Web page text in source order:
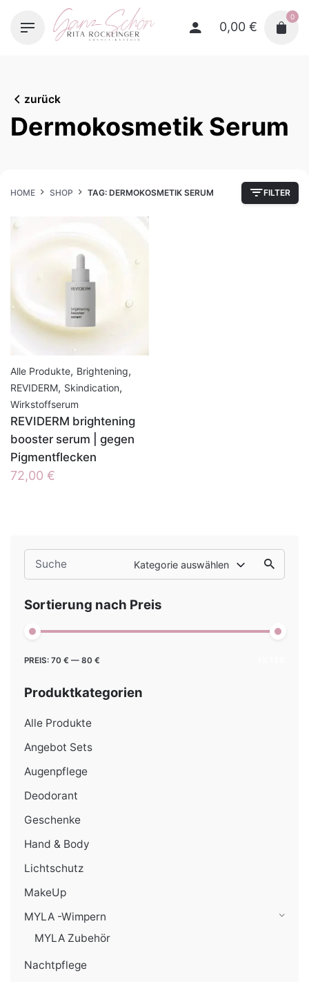
0,00 €
0
zurück
Dermokosmetik Serum
HOME SHOP TAG: DERMOKOSMETIK SERUM FILTER
Search
for
Kategorie auswählen
Sortierung nach Preis
Min.
Max.
PREIS: 70 € — 80 €
Produktkategorien
Alle Produkte
Angebot Sets
Augenpflege
Deodorant
Geschenke
Hand & Body
Lichtschutz
MakeUp
MYLA -Wimpern
MYLA Zubehör
Nachtpflege
Alle Produkte, Brightening,
REVIDERM, Skindication,
Wirkstoffserum
REVIDERM brightening
booster serum | gegen
Pigmentflecken
72,00 €